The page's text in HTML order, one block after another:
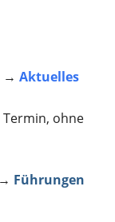
→ Aktuelles
ohne
Führungen